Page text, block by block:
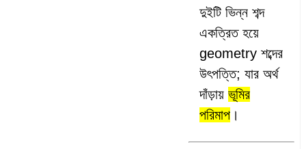
দুইটি ভিন্ন শব্দ
একত্রিত হয়ে
geometry শব্দের
উৎপত্তি; যার অর্থ
দাঁড়ায় ভূমির
পরিমাপ ।